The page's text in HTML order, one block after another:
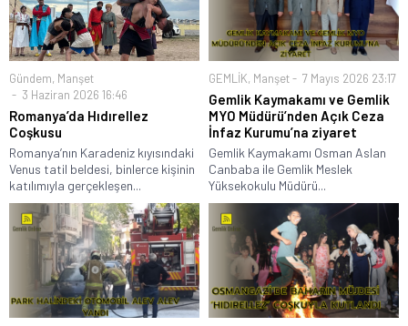
Gündem, Manşet
3 Haziran 2026 16:46
Romanya’da Hıdırellez
Coşkusu
Romanya’nın Karadeniz kıyısındaki
Venus tatil beldesi, binlerce kişinin
katılımıyla gerçekleşen...
GEMLİK, Manşet 7 Mayıs 2026 23:17
Gemlik Kaymakamı ve Gemlik
MYO Müdürü’nden Açık Ceza
İnfaz Kurumu’na ziyaret
Gemlik Kaymakamı Osman Aslan
Canbaba ile Gemlik Meslek
Yüksekokulu Müdürü...